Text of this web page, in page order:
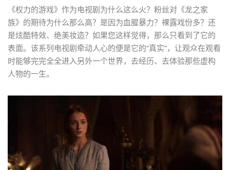
《权力的游戏》作为电视剧为什么这么火？粉丝对《龙之家
族》的期待为什么那么高？是因为血腥暴力？裸露戏份多？还
是炫酷特效、绝美妆造？如果您这样觉得，那么只看到了它的
表面。该系列电视剧牵动人心的便是它的“真实”，让观众在观看
时能够完完全全进入另外一个世界，去经历、去体验那些虚构
人物的一生。